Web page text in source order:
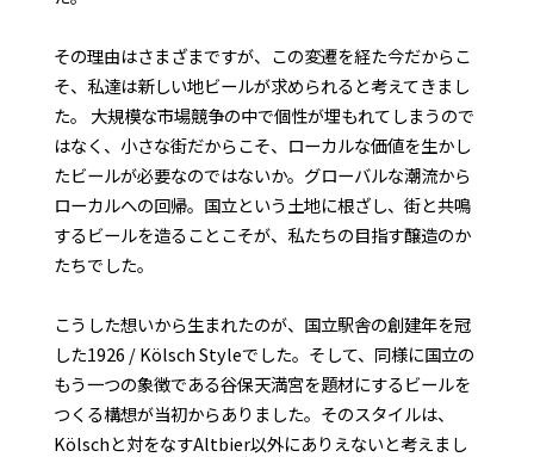
その理由はさまざまですが、この変遷を経た今だからこ
そ、私達は新しい地ビールが求められると考えてきまし
た。 大規模な市場競争の中で個性が埋もれてしまうので
はなく、小さな街だからこそ、ローカルな価値を生かし
たビールが必要なのではないか。グローバルな潮流から
ローカルへの回帰。国立という土地に根ざし、街と共鳴
するビールを造ることこそが、私たちの目指す醸造のか
たちでした。
こうした想いから生まれたのが、国立駅舎の創建年を冠
した1926 / Kölsch Styleでした。そして、同様に国立の
もう一つの象徴である谷保天満宮を題材にするビールを
つくる構想が当初からありました。そのスタイルは、
Kölschと対をなすAltbier以外にありえないと考えまし